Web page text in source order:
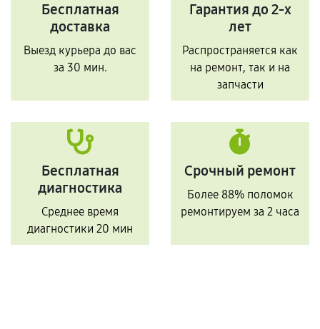
Бесплатная
доставка
Выезд курьера до вас
за 30 мин.
Гарантия до 2-х
лет
Распространяется как
на ремонт, так и на
запчасти
Бесплатная
диагностика
Среднее время
диагностики 20 мин
Срочный ремонт
Более 88% поломок
ремонтируем за 2 часа